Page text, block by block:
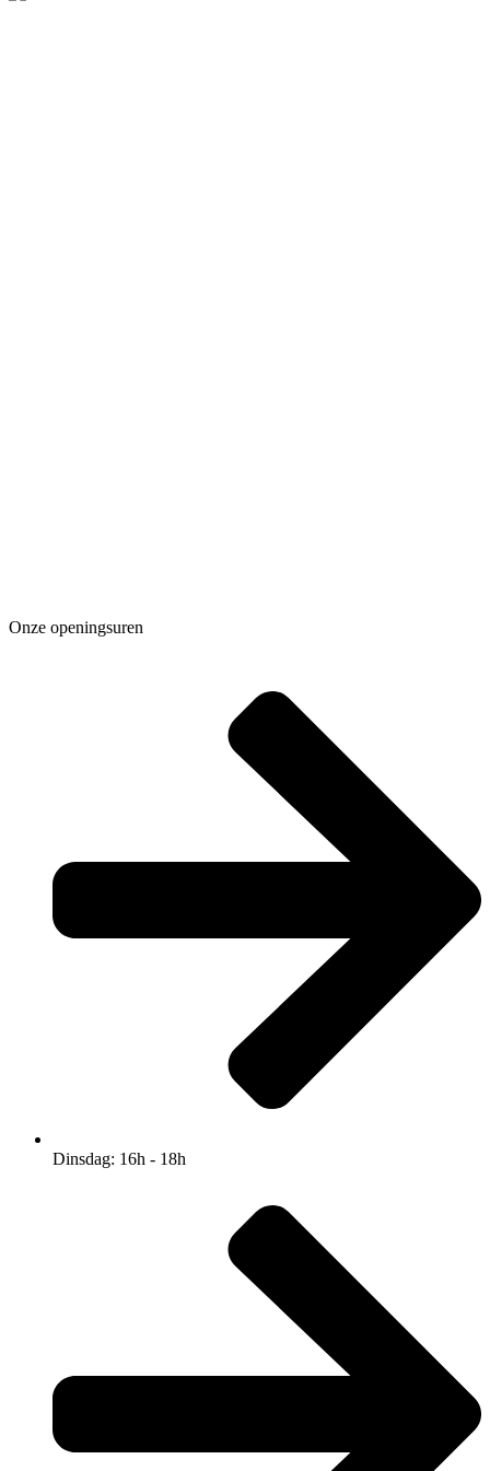
Onze openingsuren
Dinsdag: 16h - 18h